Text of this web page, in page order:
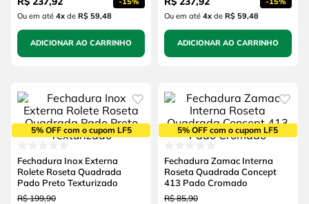
Ou em até 4xde R$ 59,48
ADICIONAR AO CARRINHO
Ou em até 4xde R$ 59,48
ADICIONAR AO CARRINHO
5% OFF com o cupom LF5
Fechadura Inox Externa
Rolete Roseta Quadrada
Pado Preto Texturizado
R$ 199,90
5% OFF com o cupom LF5
Fechadura Zamac Interna
Roseta Quadrada Concept
413 Pado Cromado
R$ 85,90